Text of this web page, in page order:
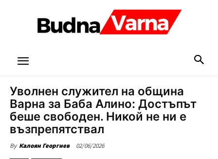
Уволнен служител на община
Варна за Баба Алино: Достъпът
беше свободен. Никой не ни е
възпрепятствал
By Калоян Георгиев 02/06/2026